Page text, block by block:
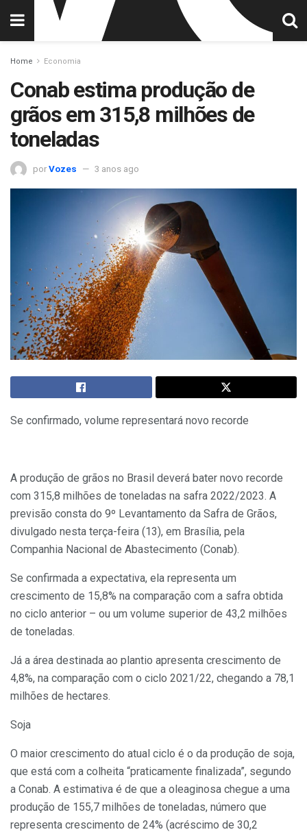
Home Economia
Conab estima produção de
grãos em 315,8 milhões de
toneladas
por Vozes 3 anos ago
Se confirmado, volume representará novo recorde
A produção de grãos no Brasil deverá bater novo recorde
com 315,8 milhões de toneladas na safra 2022/2023. A
previsão consta do 9º Levantamento da Safra de Grãos,
divulgado nesta terça-feira (13), em Brasília, pela
Companhia Nacional de Abastecimento (Conab).
Se confirmada a expectativa, ela representa um
crescimento de 15,8% na comparação com a safra obtida
no ciclo anterior – ou um volume superior de 43,2 milhões
de toneladas.
Já a área destinada ao plantio apresenta crescimento de
4,8%, na comparação com o ciclo 2021/22, chegando a 78,1
milhões de hectares.
Soja
O maior crescimento do atual ciclo é o da produção de soja,
que está com a colheita “praticamente finalizada”, segundo
a Conab. A estimativa é de que a oleaginosa chegue a uma
produção de 155,7 milhões de toneladas, número que
representa crescimento de 24% (acréscimo de 30,2